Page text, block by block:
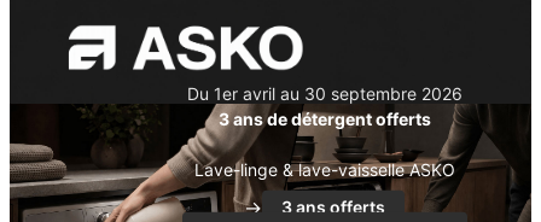
Du 1er avril au 30 septembre 2026
3 ans de détergent offerts
Lave-linge & lave-vaisselle ASKO
→ 3 ans offerts